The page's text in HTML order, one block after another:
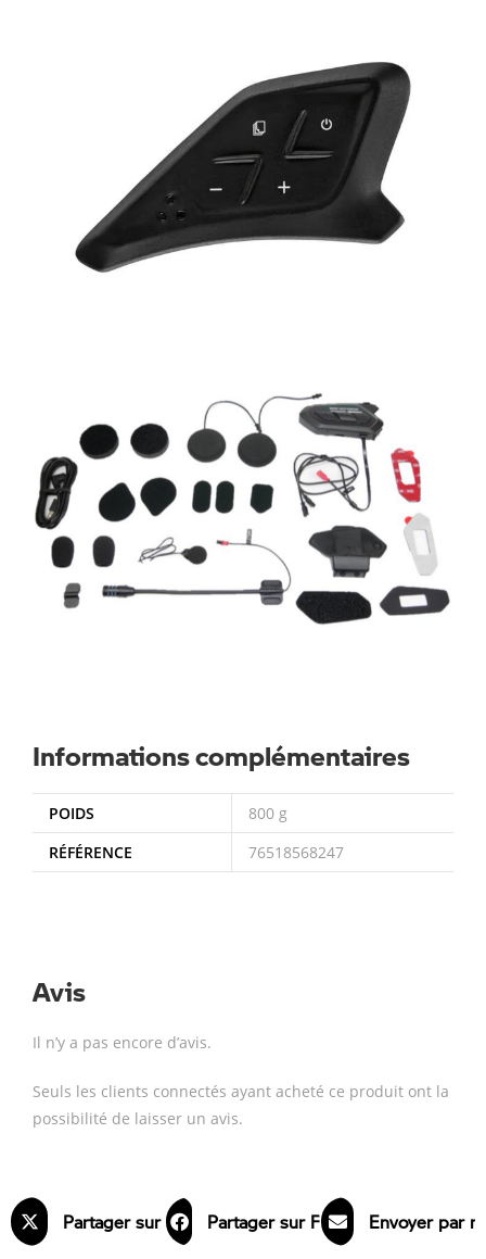
Informations complémentaires
POIDS
800 g
RÉFÉRENCE
76518568247
Avis
Il n’y a pas encore d’avis.
Seuls les clients connectés ayant acheté ce produit ont la
possibilité de laisser un avis.
Partager sur X Partager sur FacebookEnvoyer par